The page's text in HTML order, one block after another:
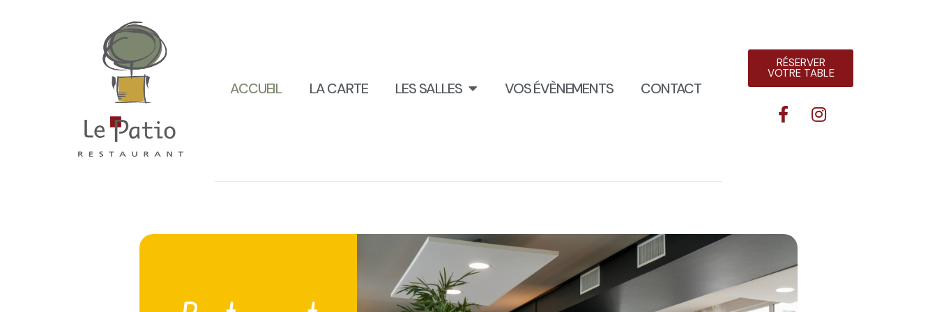
ACCUEIL LA CARTE LES SALLES VOS ÉVÈNEMENTS CONTACT
RÉSERVER
VOTRE TABLE